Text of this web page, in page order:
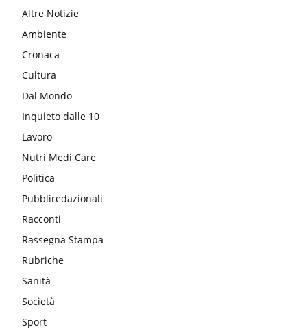
Altre Notizie
Ambiente
Cronaca
Cultura
Dal Mondo
Inquieto dalle 10
Lavoro
Nutri Medi Care
Politica
Pubbliredazionali
Racconti
Rassegna Stampa
Rubriche
Sanità
Società
Sport